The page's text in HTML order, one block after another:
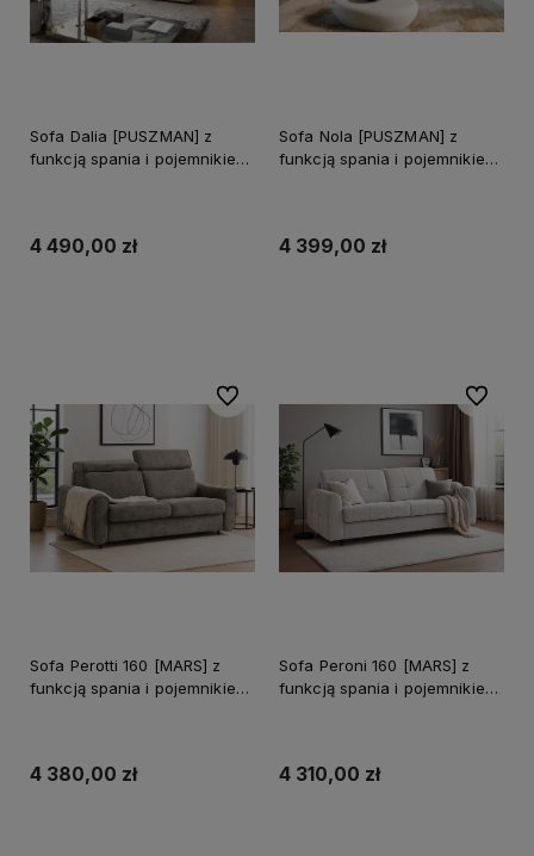
Sofa Dalia [PUSZMAN] z
funkcją spania i pojemnikiem
4 490,00 zł
Sofa Nola [PUSZMAN] z
funkcją spania i pojemnikiem
4 399,00 zł
Sofa Perotti 160 [MARS] z
funkcją spania i pojemnikiem
4 380,00 zł
Do ulubionych
Sofa Peroni 160 [MARS] z
funkcją spania i pojemnikiem
4 310,00 zł
Do